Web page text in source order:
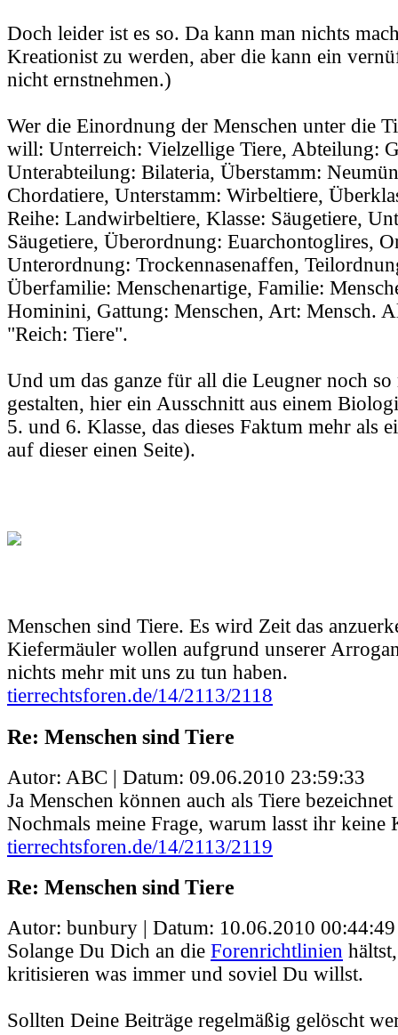
Doch leider ist es so. Da kann man nichts
Kreationist zu werden, aber die kann ein
nicht ernstnehmen.)
Wer die Einordnung der Menschen unter die
will: Unterreich: Vielzellige Tiere, Abteilung:
Unterabteilung: Bilateria, Überstamm:
Chordatiere, Unterstamm: Wirbeltiere,
Reihe: Landwirbeltiere, Klasse: Säugetiere,
Säugetiere, Überordnung: Euarchontoglires,
Unterordnung: Trockennasenaffen,
Überfamilie: Menschenartige, Familie:
Hominini, Gattung: Menschen, Art: Mensch.
"Reich: Tiere".
Und um das ganze für all die Leugner noch
gestalten, hier ein Ausschnitt aus einem
5. und 6. Klasse, das dieses Faktum mehr als
auf dieser einen Seite).
Menschen sind Tiere. Es wird Zeit das
Kiefermäuler wollen aufgrund unserer
nichts mehr mit uns zu tun haben.
tierrechtsforen.de/14/2113/2118
Re: Menschen sind Tiere
Autor: ABC | Datum: 09.06.2010 23:59:33
Ja Menschen können auch als Tiere
Nochmals meine Frage, warum lasst ihr keine
tierrechtsforen.de/14/2113/2119
Re: Menschen sind Tiere
Autor: bunbury | Datum: 10.06.2010 00:44:49
Solange Du Dich an die Forenrichtlinien
kritisieren was immer und soviel Du willst.
Sollten Deine Beiträge regelmäßig gelöscht